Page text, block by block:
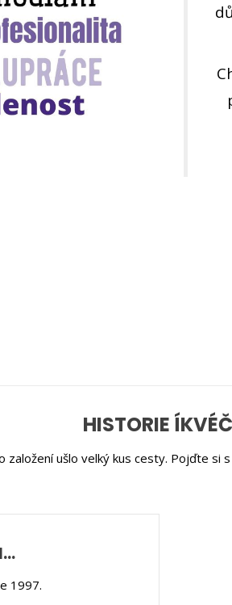
HISTORIE
založení ušlo velký kus cesty. Pojďte si
1997.